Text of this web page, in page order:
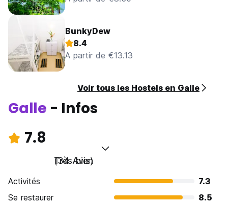
BunkyDew
8.4
A partir de €13.13
Voir tous les Hostels en Galle
Galle - Infos
7.8
Très bien
(34 Avis)
Activités
7.3
Se restaurer
8.5